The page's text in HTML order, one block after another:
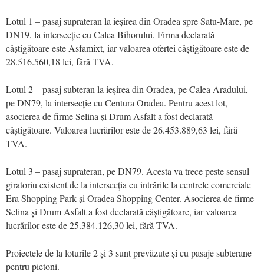
Lotul 1 – pasaj suprateran la ieșirea din Oradea spre Satu-Mare, pe
DN19, la intersecție cu Calea Bihorului. Firma declarată
câștigătoare este Asfamixt, iar valoarea ofertei câștigătoare este de
28.516.560,18 lei, fără TVA.
Lotul 2 – pasaj subteran la ieșirea din Oradea, pe Calea Aradului,
pe DN79, la intersecție cu Centura Oradea. Pentru acest lot,
asocierea de firme Selina și Drum Asfalt a fost declarată
câștigătoare. Valoarea lucrărilor este de 26.453.889,63 lei, fără
TVA.
Lotul 3 – pasaj suprateran, pe DN79. Acesta va trece peste sensul
giratoriu existent de la intersecția cu intrările la centrele comerciale
Era Shopping Park și Oradea Shopping Center. Asocierea de firme
Selina și Drum Asfalt a fost declarată câștigătoare, iar valoarea
lucrărilor este de 25.384.126,30 lei, fără TVA.
Proiectele de la loturile 2 și 3 sunt prevăzute și cu pasaje subterane
pentru pietoni.